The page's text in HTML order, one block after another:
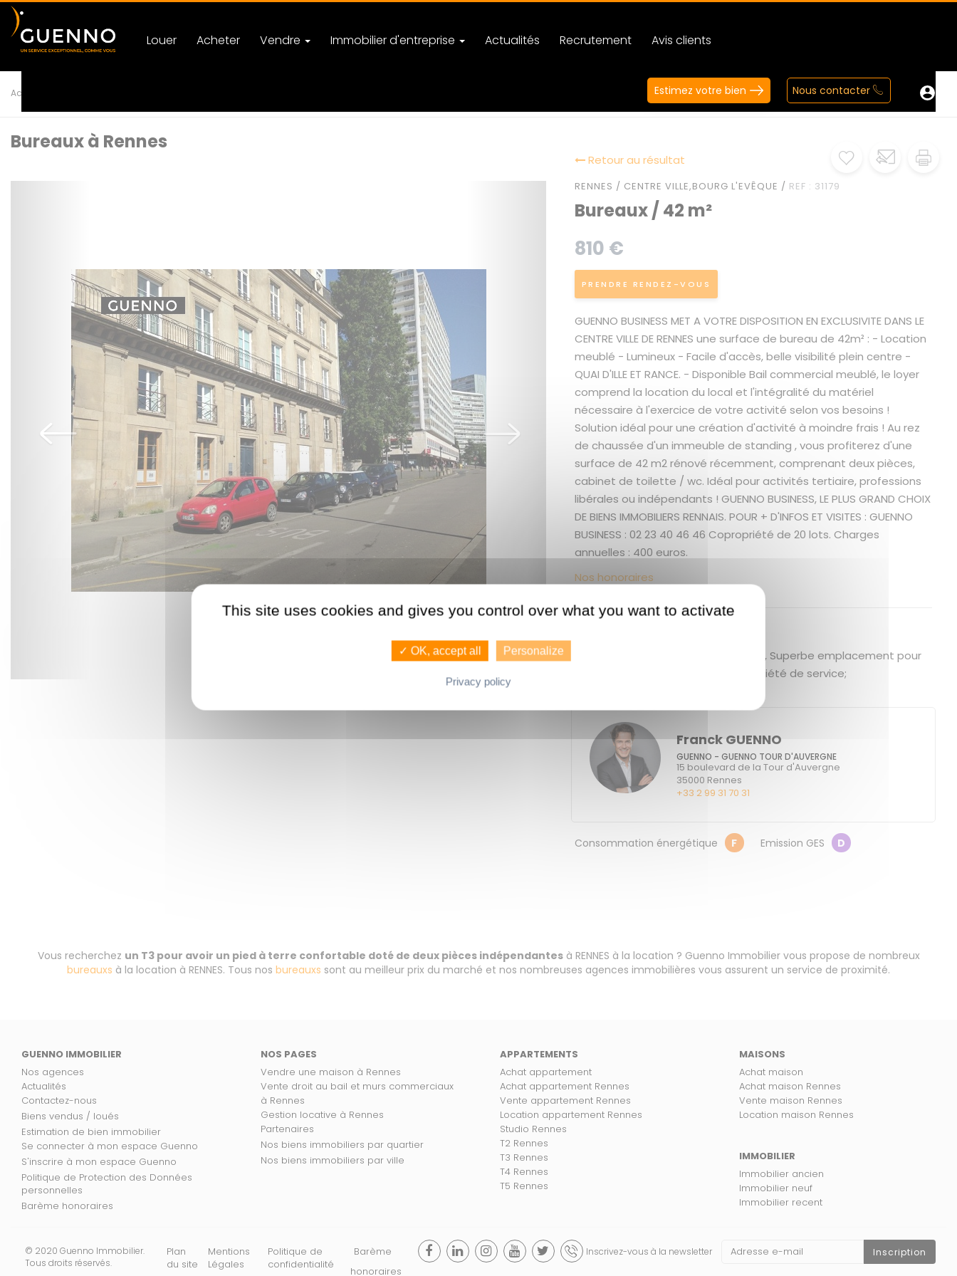
Louer Acheter Vendre Immobilier d'entreprise Actualités Recrutement Avis clients
Estimez votre bien Nous contacter
Accueil
Bureaux à Rennes
Retour au résultat
LA CARTE
RENNES / CENTRE VILLE,BOURG L'EVÊQUE / REF : 31179
Bureaux / 42 m²
810 €
PRENDRE RENDEZ-VOUS
GUENNO BUSINESS MET A VOTRE DISPOSITION EN EXCLUSIVITE DANS LE
CENTRE VILLE DE RENNES une surface de bureau de 42m² : - Location
meublé - Lumineux - Facile d'accès, belle visibilité plein centre -
QUAI D'ILLE ET RANCE. - Disponible Bail commercial meublé, le loyer
comprend la location du local et l'intégralité du matériel
nécessaire à l'exercice de votre activité selon vos besoins !
Solution idéal pour une création d'activité à moindre frais ! Au rez
de chaussée d'un immeuble de standing , vous profiterez d'une
surface de 42 m2 rénové récemment, comprenant deux pièces,
cabinet de toilette / wc. Idéal pour activités tertiaire, professions
libérales ou indépendants ! GUENNO BUSINESS, LE PLUS GRAND CHOIX
DE BIENS IMMOBILIERS RENNAIS. POUR + D'INFOS ET VISITES : GUENNO
BUSINESS : 02 23 40 46 46 Copropriété de 20 lots. Charges
annuelles : 400 euros.
Nos honoraires
Hyper centre - Place des lices - Mail, Superbe emplacement pour
profession libérale, médicale ou société de service;
Franck GUENNO
GUENNO - GUENNO TOUR D'AUVERGNE
15 boulevard de la Tour d'Auvergne
35000 Rennes
+33 2 99 31 70 31
Consommation énergétique F Emission GES D
Vous recherchez un T3 pour avoir un pied à terre confortable doté de deux pièces indépendantesà RENNES à la location ? Guenno Immobilier vous propose de nombreux
bureauxs à la location à RENNES. Tous nos bureauxs sont au meilleur prix du marché et nos nombreuses agences immobilières vous assurent un service de proximité.
GUENNO IMMOBILIER
Nos agences
Actualités
Contactez-nous
Biens vendus / loués
Estimation de bien immobilier
Se connecter à mon espace Guenno
S'inscrire à mon espace Guenno
Politique de Protection des Données
personnelles
Barème honoraires
NOS PAGES
Vendre une maison à Rennes
Vente droit au bail et murs commerciaux
à Rennes
Gestion locative à Rennes
Partenaires
Nos biens immobiliers par quartier
Nos biens immobiliers par ville
APPARTEMENTS
Achat appartement
Achat appartement Rennes
Vente appartement Rennes
Location appartement Rennes
Studio Rennes
T2 Rennes
T3 Rennes
T4 Rennes
T5 Rennes
MAISONS
Achat maison
Achat maison Rennes
Vente maison Rennes
Location maison Rennes
IMMOBILIER
Immobilier ancien
Immobilier neuf
Immobilier recent
© 2020 Guenno Immobilier.
Tous droits réservés.
Plan
du site
Mentions
Légales
Politique de
confidentialité
Barème
honoraires
Inscrivez-vous à la newsletter Inscription
This site uses cookies and gives you control over what you want to activate
✓ OK, accept all Personalize
Privacy policy